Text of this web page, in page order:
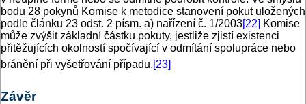
bodu 28 pokynů Komise k metodice stanovení pokut uložených
podle článku 23 odst. 2 písm. a) nařízení č. 1/2003[22] Komise
může zvýšit základní částku pokuty, jestliže zjistí existenci
přitěžujících okolností spočívající v odmítání spolupráce nebo
bránění při vyšetřování případu.[23]
Závěr